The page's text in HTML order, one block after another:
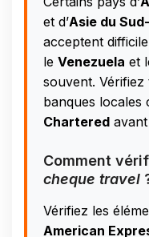
et d’Asie du
acceptent
le Venezuela et
souvent.
banques locales
Chartered
Comment
cheque travel
Vérifiez les
American